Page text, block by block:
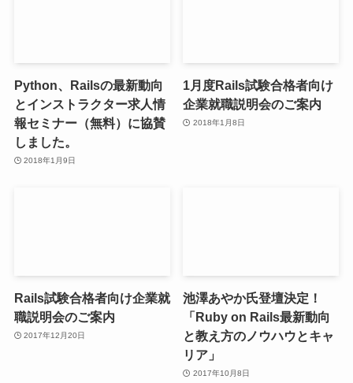
Python、Railsの最新動向
とインストラクター求人情
報セミナー（無料）に協賛
しました。
2018年1月9日
1月度Rails試験合格者向け
企業就職説明会のご案内
2018年1月8日
Rails試験合格者向け企業就
職説明会のご案内
2017年12月20日
池澤あやか氏登壇決定！
「Ruby on Rails最新動向
と教え方のノウハウとキャ
リア」
2017年10月8日